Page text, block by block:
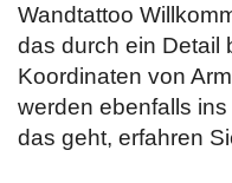
Wandtattoo
das durch ein Detail
Koordinaten von
werden ebenfalls
das geht, erfahren